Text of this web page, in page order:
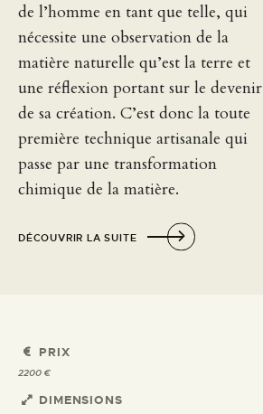
de l’homme en tant que telle, qui
nécessite une observation de la
matière naturelle qu’est la terre et
une réflexion portant sur le devenir
de sa création. C’est donc la toute
première technique artisanale qui
passe par une transformation
chimique de la matière.
DÉCOUVRIR LA SUITE
PRIX
2200 €
DIMENSIONS